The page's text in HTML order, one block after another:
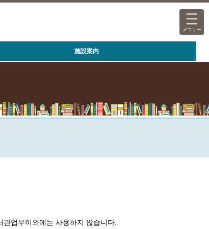
メニュー
施設案内
업무이외에는 사용하지 않습니다.